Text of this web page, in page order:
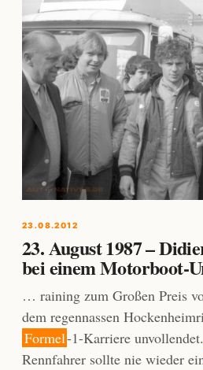
23.08.2012
23. August 1987 –
bei einem Motorboot-
… raining zum Großen Preis
dem regennassen
Formel-1-Karriere
Rennfahrer sollte nie wieder